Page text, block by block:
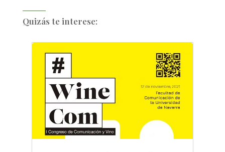
Quizás te interese: